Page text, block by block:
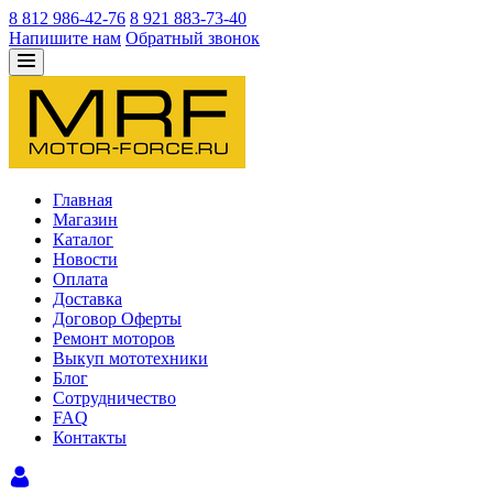
8 812 986-42-76 8 921 883-73-40
Напишите нам Обратный звонок
Главная
Магазин
Каталог
Новости
Оплата
Доставка
Договор Оферты
Ремонт моторов
Выкуп мототехники
Блог
Сотрудничество
FAQ
Контакты